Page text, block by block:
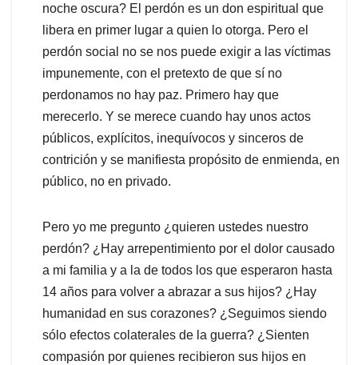
noche oscura? El perdón es un don espiritual que
libera en primer lugar a quien lo otorga. Pero el
perdón social no se nos puede exigir a las víctimas
impunemente, con el pretexto de que sí no
perdonamos no hay paz. Primero hay que
merecerlo. Y se merece cuando hay unos actos
públicos, explícitos, inequívocos y sinceros de
contrición y se manifiesta propósito de enmienda, en
público, no en privado.
Pero yo me pregunto ¿quieren ustedes nuestro
perdón? ¿Hay arrepentimiento por el dolor causado
a mi familia y a la de todos los que esperaron hasta
14 años para volver a abrazar a sus hijos? ¿Hay
humanidad en sus corazones? ¿Seguimos siendo
sólo efectos colaterales de la guerra? ¿Sienten
compasión por quienes recibieron sus hijos en